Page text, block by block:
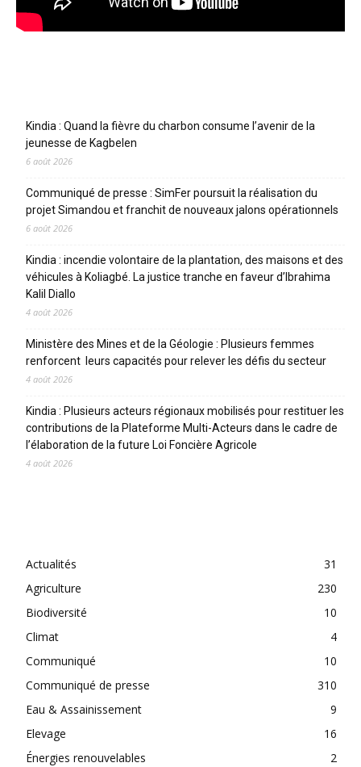
Kindia : Quand la fièvre du charbon consume l’avenir de la
jeunesse de Kagbelen
6 août 2026
Communiqué de presse : SimFer poursuit la réalisation du
projet Simandou et franchit de nouveaux jalons opérationnels
6 août 2026
Kindia : incendie volontaire de la plantation, des maisons et des
véhicules à Koliagbé. La justice tranche en faveur d’Ibrahima
Kalil Diallo
4 août 2026
Ministère des Mines et de la Géologie : Plusieurs femmes
renforcent leurs capacités pour relever les défis du secteur
4 août 2026
Kindia : Plusieurs acteurs régionaux mobilisés pour restituer les
contributions de la Plateforme Multi-Acteurs dans le cadre de
l’élaboration de la future Loi Foncière Agricole
4 août 2026
Actualités
31
Agriculture
230
Biodiversité
10
Climat
4
Communiqué
10
Communiqué de presse
310
Eau & Assainissement
9
Elevage
16
Énergies renouvelables
2